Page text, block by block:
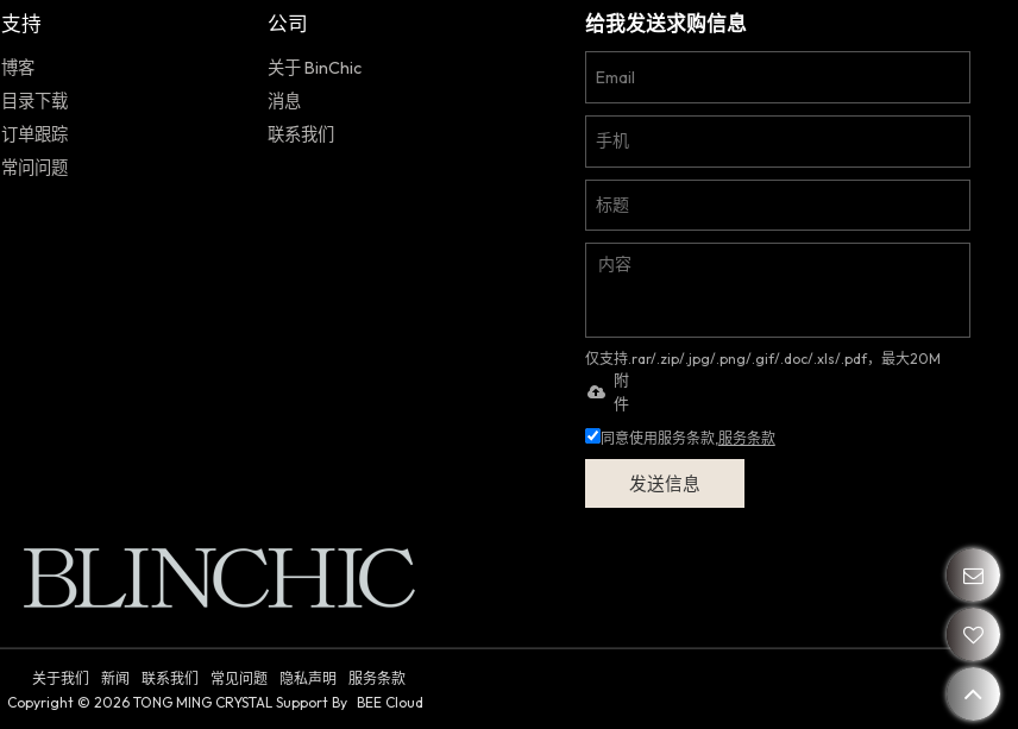
支持
博客
目录下载
订单跟踪
常问问题
公司
关于 BinChic
消息
联系我们
给我发送求购信息
仅支持.rar/.zip/.jpg/.png/.gif/.doc/.xls/.pdf，最大20M
附
件
同意使用服务条款,服务条款
发送信息
关于我们 新闻 联系我们 常见问题 隐私声明
服务条款
Copyright © 2026TONG MING CRYSTAL Support By BEE Cloud